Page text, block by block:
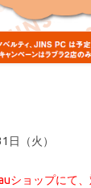
日（火）
ショップにて